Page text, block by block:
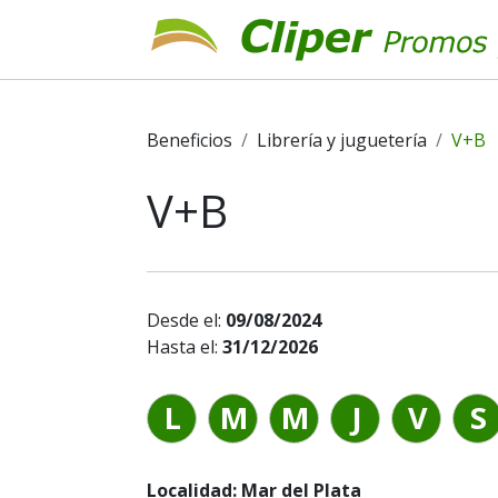
Beneficios Librería y juguetería V+B
V+B
Desde el: 09/08/2024
Hasta el: 31/12/2026
L M M J V S
Localidad: Mar del Plata